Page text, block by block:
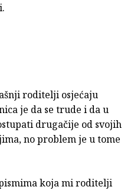
roditelji osjećaju
je da se trude i da u
drugačije od svojih
no problem je u tome
koja mi roditelji